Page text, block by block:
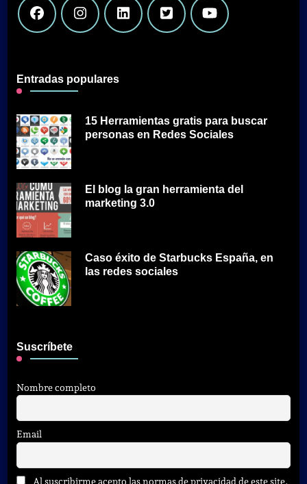
Entradas populares
15 Herramientas gratis para buscar
personas en Redes Sociales
El blog la gran herramienta del
marketing 3.0
Caso éxito de Starbucks España, en
las redes sociales
Suscríbete
Nombre completo
Email
Al suscribirme acepto las normas de privacidad de este site.